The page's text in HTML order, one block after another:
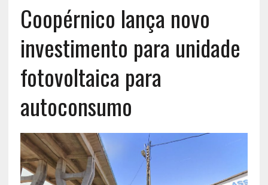
Coopérnico lança novo
investimento para unidade
fotovoltaica para
autoconsumo